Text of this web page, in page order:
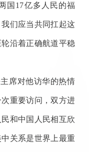
国17亿多人民的福
们应当共同扛起这
沿着正确航道平稳
席对他访华的热情
重要访问，双方进
和中国人民相互欣
关系是世界上最重